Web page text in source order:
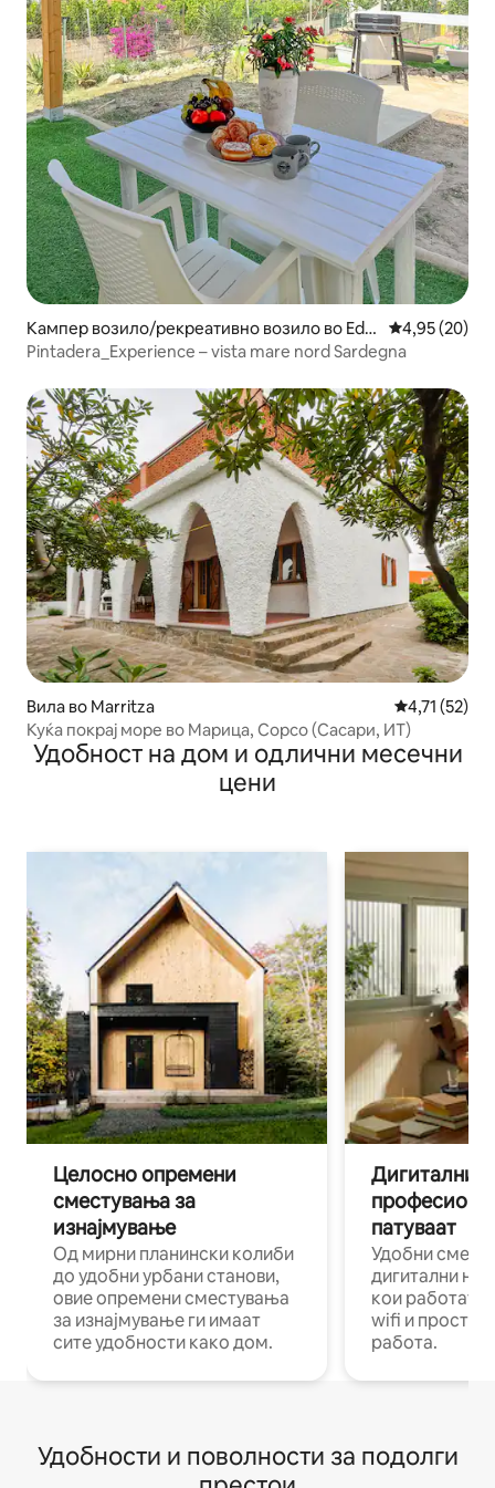
Кампер возило/рекреативно возило во Ede
n Beach
Просечна
4,95 (20)
Pintadera_Experience – vista mare nord Sardegna
Вила во Marritza Просечна
4,71 (52)
Куќа покрај море во Марица, Сорсо (Сасари, ИТ)
Удобност на дом и одлични месечни
цени
Целосно опремени
сместувања за
изнајмување
Од мирни планински колиби
до удобни урбани станови,
овие опремени сместувања
за изнајмување ги имаат
сите удобности како дом.
Дигитални
патуваат
Удобни
дигитални
кои работат
wifi и
работа.
Удобности и поволности за подолги